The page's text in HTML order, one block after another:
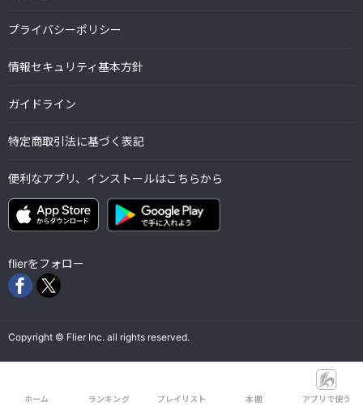
プライバシーポリシー
情報セキュリティ基本方針
ガイドライン
特定商取引法に基づく表記
便利なアプリ、インストールはこちらから
flierをフォロー
Copyright © Flier Inc. all rights reserved.
ホーム ランキング プレイリスト 本棚 アプリで使う